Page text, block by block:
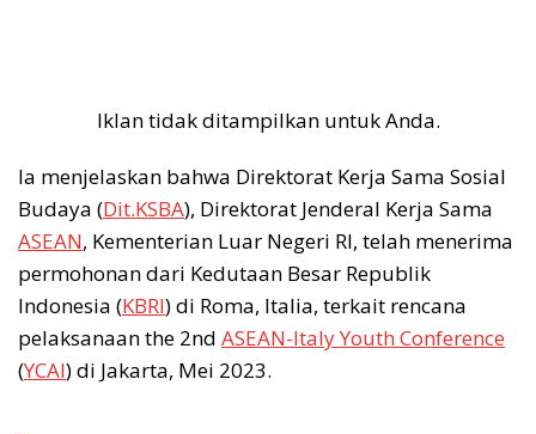
Iklan tidak ditampilkan untuk Anda.
Ia menjelaskan bahwa Direktorat Kerja Sama Sosial
Budaya (Dit.KSBA), Direktorat Jenderal Kerja Sama
ASEAN, Kementerian Luar Negeri RI, telah menerima
permohonan dari Kedutaan Besar Republik
Indonesia (KBRI) di Roma, Italia, terkait rencana
pelaksanaan the 2nd ASEAN-Italy Youth Conference
(YCAI) di Jakarta, Mei 2023.